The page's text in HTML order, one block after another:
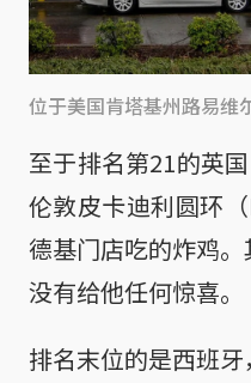
位于美国肯塔基州路易维
至于排名第21的英
伦敦皮卡迪利圆环
德基门店吃的炸鸡
没有给他任何惊喜。
排名末位的是西班